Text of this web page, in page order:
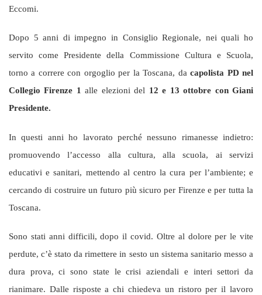
Eccomi.
Dopo 5 anni di impegno in Consiglio Regionale, nei quali ho
servito come Presidente della Commissione Cultura e Scuola,
torno a correre con orgoglio per la Toscana, dacapolista PD nel
Collegio Firenze 1alle elezioni del 12 e 13 ottobre con Giani
Presidente.
In questi anni ho lavorato perché nessuno rimanesse indietro:
promuovendo l’accesso alla cultura, alla scuola, ai servizi
educativi e sanitari, mettendo al centro la cura per l’ambiente; e
cercando di costruire un futuro più sicuro per Firenze e per tutta la
Toscana.
Sono stati anni difficili, dopo il covid. Oltre al dolore per le vite
perdute, c’è stato da rimettere in sesto un sistema sanitario messo a
dura prova, ci sono state le crisi aziendali e interi settori da
rianimare. Dalle risposte a chi chiedeva un ristoro per il lavoro